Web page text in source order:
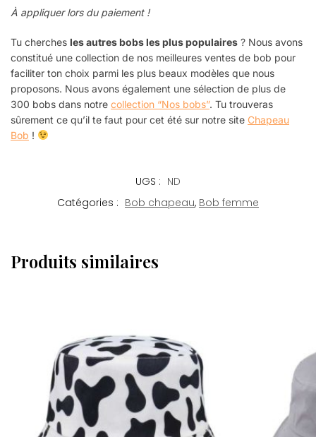
À appliquer lors du paiement !
Tu cherches les autres bobs les plus populaires ? Nous avons
constitué une collection de nos meilleures ventes de bob pour
faciliter ton choix parmi les plus beaux modèles que nous
proposons. Nous avons également une sélection de plus de
300 bobs dans notre collection “Nos bobs”. Tu trouveras
sûrement ce qu’il te faut pour cet été sur notre site Chapeau
Bob !
UGS : ND
Catégories : Bob chapeau, Bob femme
Produits similaires